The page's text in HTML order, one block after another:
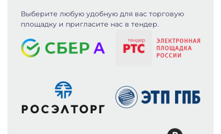
Выберите любую удобную для вас торговую
площадку и пригласите нас в тендер.